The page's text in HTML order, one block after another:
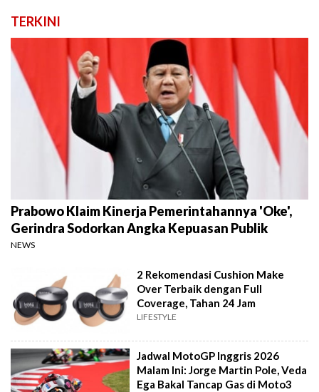
TERKINI
Prabowo Klaim Kinerja Pemerintahannya 'Oke',
Gerindra Sodorkan Angka Kepuasan Publik
NEWS
2 Rekomendasi Cushion Make
Over Terbaik dengan Full
Coverage, Tahan 24 Jam
LIFESTYLE
Jadwal MotoGP Inggris 2026
Malam Ini: Jorge Martin Pole, Veda
Ega Bakal Tancap Gas di Moto3